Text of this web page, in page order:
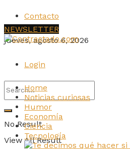
Contacto
jueves, agosto 6, 2026
Login
No Result
View All Result
NEWSLETTER
Home
Noticias curiosas
Humor
Economía
Ciencia
Tecnología